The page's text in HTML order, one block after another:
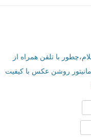
با تلفن همراه از
روشن عکس با کیفیت